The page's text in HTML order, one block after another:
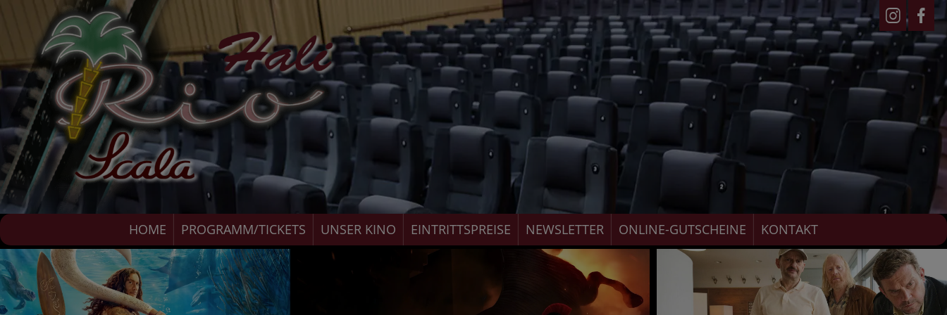
HOME PROGRAMM/TICKETS UNSER KINO EINTRITTSPREISE NEWSLETTER ONLINE-GUTSCHEINE KONTAKT